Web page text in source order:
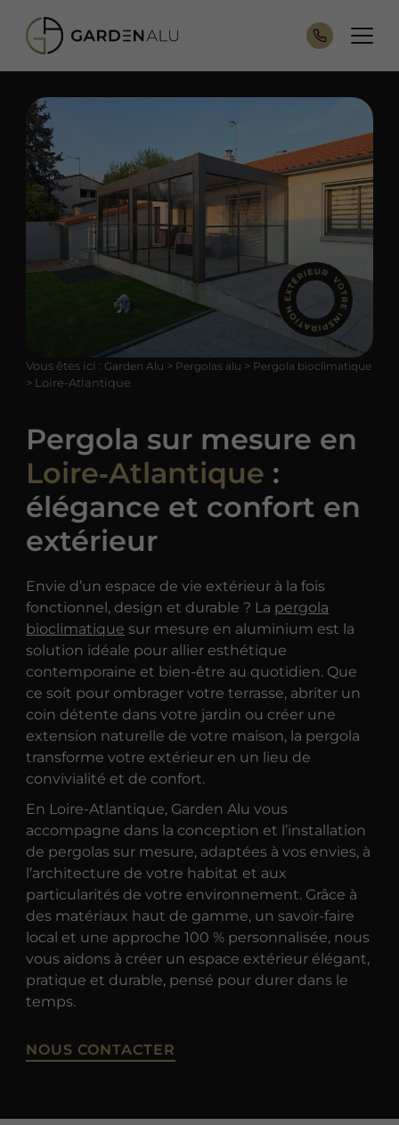
Vous êtes ici : Garden Alu > Pergolas alu > Pergola bioclimatique
> Loire-Atlantique
Pergola sur mesure en
Loire‑Atlantique :
élégance et confort en
extérieur
Envie d’un espace de vie extérieur à la fois
fonctionnel, design et durable ? La pergola
bioclimatique sur mesure en aluminium est la
solution idéale pour allier esthétique
contemporaine et bien-être au quotidien. Que
ce soit pour ombrager votre terrasse, abriter un
coin détente dans votre jardin ou créer une
extension naturelle de votre maison, la pergola
transforme votre extérieur en un lieu de
convivialité et de confort.
En Loire-Atlantique, Garden Alu vous
accompagne dans la conception et l’installation
de pergolas sur mesure, adaptées à vos envies, à
l’architecture de votre habitat et aux
particularités de votre environnement. Grâce à
des matériaux haut de gamme, un savoir-faire
local et une approche 100 % personnalisée, nous
vous aidons à créer un espace extérieur élégant,
pratique et durable, pensé pour durer dans le
temps.
NOUS CONTACTER